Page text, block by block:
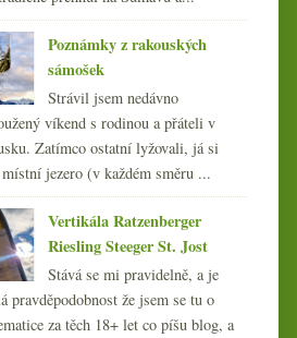
Výtečná šardonka z
Oregonu od Résonance
Poznámky z rakouských
sámošek
Strávil jsem nedávno
víkend s rodinou a přáteli v
Zatímco ostatní lyžovali, já si
jezero (v každém směru ...
Vertikála Ratzenberger
Riesling Steeger St. Jost
Stává se mi pravidelně, a je
pravděpodobnost že jsem se tu o
za těch 18+ let co píšu blog, a